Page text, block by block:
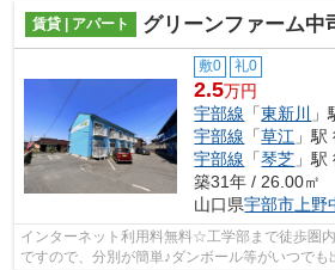
賃貸 | アパート グリーンファーム
敷0 礼0
2.5万円
宇部線 「東新川
宇部線 「草江 」
宇部線 「琴芝 」
築31年 / 26.00㎡
山口県宇部市 上
インターネット利用料無料☆工学部まで徒歩圏
ですので、分別が簡単♪ダンボール等がいつで